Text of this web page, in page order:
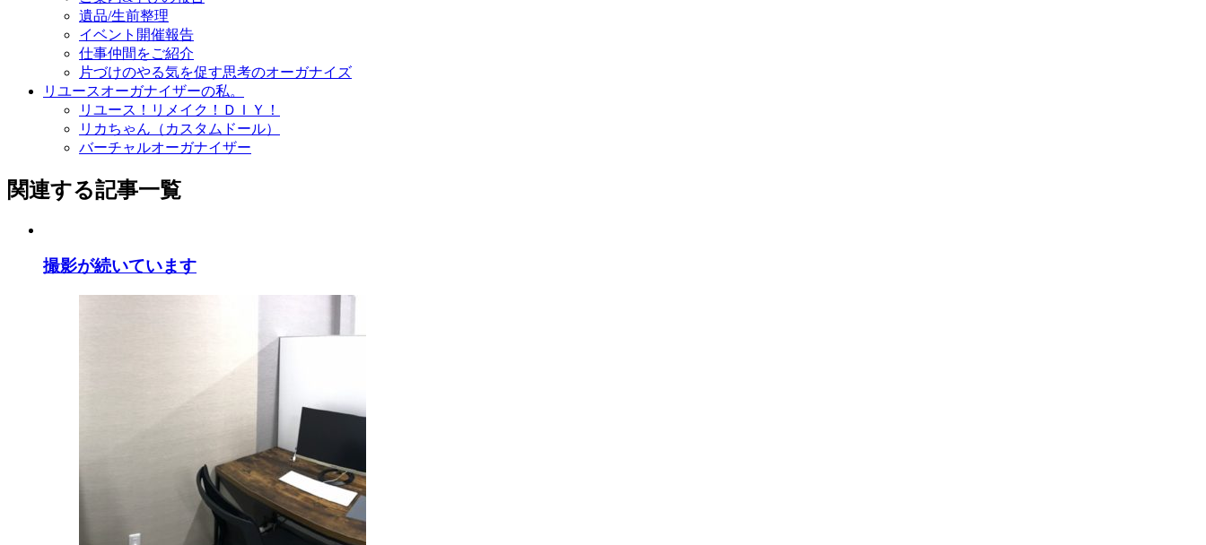
遺品/生前整理
イベント開催報告
仕事仲間をご紹介
片づけのやる気を促す思考のオーガナイズ
リユースオーガナイザーの私。
リユース！リメイク！ＤＩＹ！
リカちゃん（カスタムドール）
バーチャルオーガナイザー
関連する記事一覧
撮影が続いています